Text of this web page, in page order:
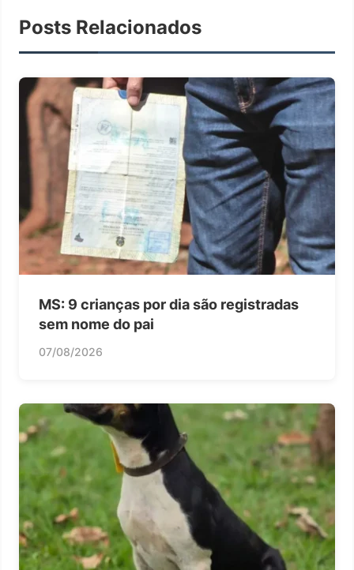
Posts Relacionados
MS: 9 crianças por dia são registradas
sem nome do pai
07/08/2026